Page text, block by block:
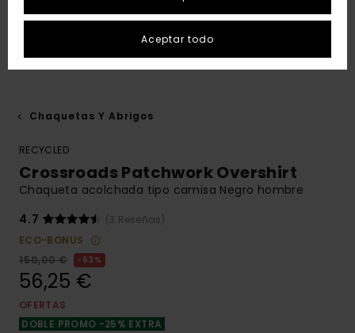
Chaquetas Y Abrigos
RECYCLED
Crossroads Patchwork Overshirt
Chaqueta acolchada tipo camisa Negro hombre
4.7
(3 Reseñas)
ECO-BONUS
150,00 €
63%
56,25 €
OFERTAS
DOBLE PROMO -25% EXTRA
Aceptar todo